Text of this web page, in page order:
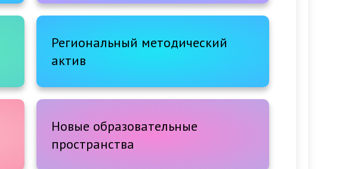
Региональный методический
актив
Новые образовательные
пространства